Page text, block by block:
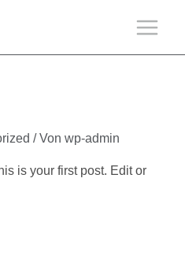
/ Von wp-admin
is your first post. Edit or